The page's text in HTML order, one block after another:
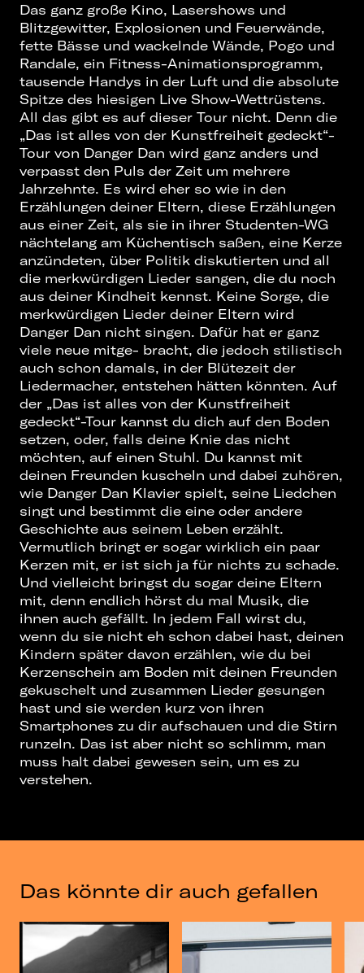
Das ganz große Kino, Lasershows und
Blitzgewitter, Explosionen und Feuerwände,
fette Bässe und wackelnde Wände, Pogo und
Randale, ein Fitness-Animationsprogramm,
tausende Handys in der Luft und die absolute
Spitze des hiesigen Live Show-Wettrüstens.
All das gibt es auf dieser Tour nicht. Denn die
„Das ist alles von der Kunstfreiheit gedeckt“-
Tour von Danger Dan wird ganz anders und
verpasst den Puls der Zeit um mehrere
Jahrzehnte. Es wird eher so wie in den
Erzählungen deiner Eltern, diese Erzählungen
aus einer Zeit, als sie in ihrer Studenten-WG
nächtelang am Küchentisch saßen, eine Kerze
anzündeten, über Politik diskutierten und all
die merkwürdigen Lieder sangen, die du noch
aus deiner Kindheit kennst. Keine Sorge, die
merkwürdigen Lieder deiner Eltern wird
Danger Dan nicht singen. Dafür hat er ganz
viele neue mitge- bracht, die jedoch stilistisch
auch schon damals, in der Blütezeit der
Liedermacher, entstehen hätten könnten. Auf
der „Das ist alles von der Kunstfreiheit
gedeckt“-Tour kannst du dich auf den Boden
setzen, oder, falls deine Knie das nicht
möchten, auf einen Stuhl. Du kannst mit
deinen Freunden kuscheln und dabei zuhören,
wie Danger Dan Klavier spielt, seine Liedchen
singt und bestimmt die eine oder andere
Geschichte aus seinem Leben erzählt.
Vermutlich bringt er sogar wirklich ein paar
Kerzen mit, er ist sich ja für nichts zu schade.
Und vielleicht bringst du sogar deine Eltern
mit, denn endlich hörst du mal Musik, die
ihnen auch gefällt. In jedem Fall wirst du,
wenn du sie nicht eh schon dabei hast, deinen
Kindern später davon erzählen, wie du bei
Kerzenschein am Boden mit deinen Freunden
gekuschelt und zusammen Lieder gesungen
hast und sie werden kurz von ihren
Smartphones zu dir aufschauen und die Stirn
runzeln. Das ist aber nicht so schlimm, man
muss halt dabei gewesen sein, um es zu
verstehen.
Das könnte dir auch gefallen